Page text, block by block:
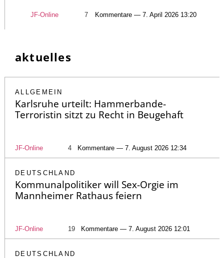
JF-Online 7 Kommentare — 7. April 2026 13:20
aktuelles
ALLGEMEIN
Karlsruhe urteilt: Hammerbande-
Terroristin sitzt zu Recht in Beugehaft
JF-Online 4 Kommentare — 7. August 2026 12:34
DEUTSCHLAND
Kommunalpolitiker will Sex-Orgie im
Mannheimer Rathaus feiern
JF-Online 19 Kommentare — 7. August 2026 12:01
DEUTSCHLAND